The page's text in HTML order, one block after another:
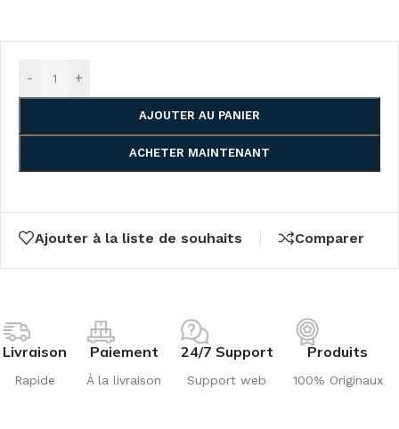
- +
AJOUTER AU PANIER
ACHETER MAINTENANT
Ajouter à la liste de souhaits Comparer
Livraison
Rapide
Paiement
À la livraison
24/7 Support
Support web
Produits
100% Originaux